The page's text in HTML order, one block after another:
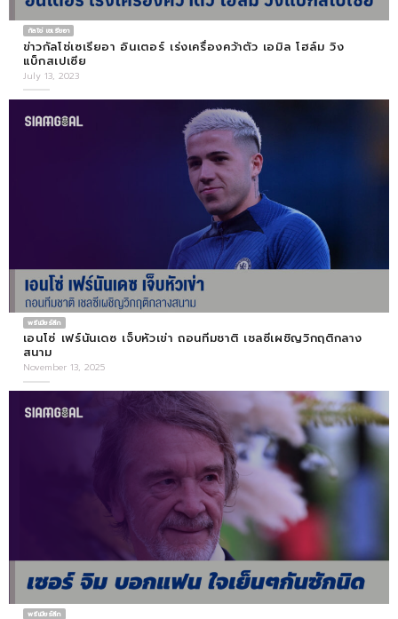
กัลโช่ เซเรียอา
ข่าวกัลโช่เซเรียอา อินเตอร์ เร่งเครื่องคว้าตัว เอมิล โฮล์ม วิง
แบ็กสเปเซีย
July 13, 2023
พรีเมียร์ลีก
เอนโซ่ เฟร์นันเดซ เจ็บหัวเข่า ถอนทีมชาติ เชลซีเผชิญวิกฤติกลาง
สนาม
November 13, 2025
พรีเมียร์ลีก